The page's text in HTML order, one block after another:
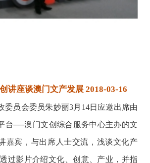
讲座谈澳门文产发展 2018-03-16
委员会委员朱妙丽3月14日应邀出席由
台──澳门文创综合服务中心主办的文
嘉宾，与出席人士交流，浅谈文化产
过影片介绍文化、创意、产业，并指